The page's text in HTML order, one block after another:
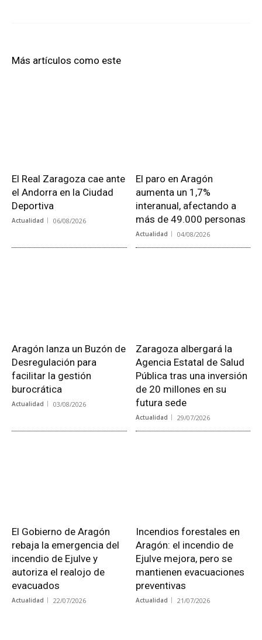
Más artículos como este
El Real Zaragoza cae ante
el Andorra en la Ciudad
Deportiva
Actualidad 06/08/2026
El paro en Aragón
aumenta un 1,7%
interanual, afectando a
más de 49.000 personas
Actualidad 04/08/2026
Aragón lanza un Buzón de
Desregulación para
facilitar la gestión
burocrática
Actualidad 03/08/2026
Zaragoza albergará la
Agencia Estatal de Salud
Pública tras una inversión
de 20 millones en su
futura sede
Actualidad 29/07/2026
El Gobierno de Aragón
rebaja la emergencia del
incendio de Ejulve y
autoriza el realojo de
evacuados
Actualidad 22/07/2026
Incendios forestales en
Aragón: el incendio de
Ejulve mejora, pero se
mantienen evacuaciones
preventivas
Actualidad 21/07/2026